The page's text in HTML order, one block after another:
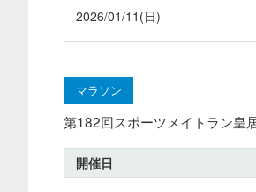
2026/01/11(日)
マラソン
第182回スポーツメイトラン皇
開催日